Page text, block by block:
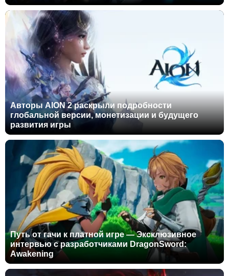
Авторы AION 2 раскрыли подробности
глобальной версии, монетизации и будущего
развития игры
Путь от гачи к платной игре — Эксклюзивное
интервью с разработчиками DragonSword:
Awakening